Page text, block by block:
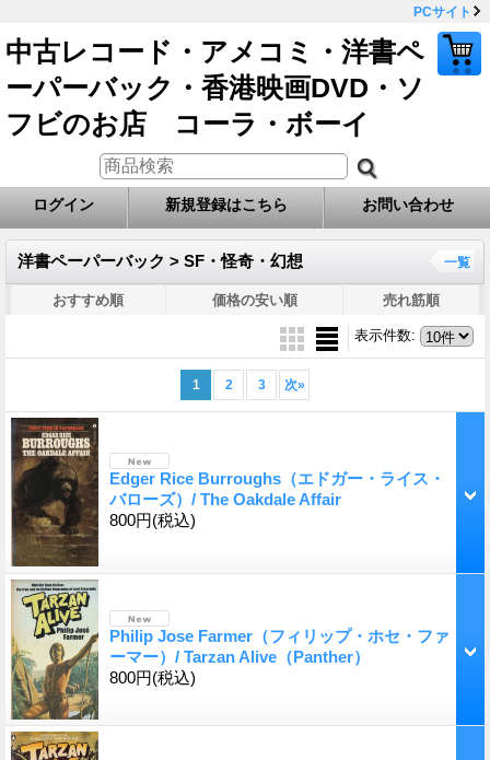
PCサイト
中古レコード・アメコミ・洋書ペ
ーパーバック・香港映画DVD・ソ
フビのお店 コーラ・ボーイ
ログイン 新規登録はこちら お問い合わせ
洋書ペーパーバック > SF・怪奇・幻想 一覧
おすすめ順 価格の安い順 売れ筋順
表示件数:
1 2 3 次»
Edger Rice Burroughs（エドガー・ライス・
バローズ）/ The Oakdale Affair
800円(税込)
Philip Jose Farmer（フィリップ・ホセ・ファ
ーマー）/ Tarzan Alive（Panther）
800円(税込)